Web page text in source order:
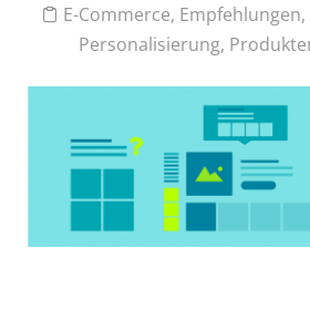
E-Commerce, Empfehlungen,
Personalisierung,